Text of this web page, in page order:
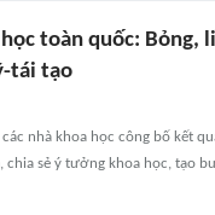
toàn quốc:
tái tạo
nhà khoa học công bố kết
chia sẻ ý tưởng khoa học, tạo